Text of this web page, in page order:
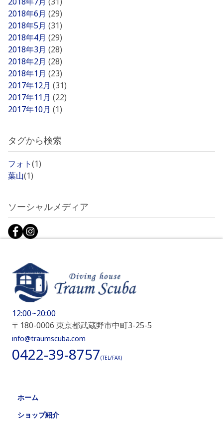
2018年6月 (29)
2018年5月 (31)
2018年4月 (29)
2018年3月 (28)
2018年2月 (28)
2018年1月 (23)
2017年12月 (31)
2017年11月 (22)
2017年10月 (1)
タグから検索
フォト(1)
葉山(1)
ソーシャルメディア
12:00~20:00
〒180-0006 東京都武蔵野市中町3-25-5
info@traumscuba.com
0422-39-8757(TEL/FAX)
ホーム
ショップ紹介